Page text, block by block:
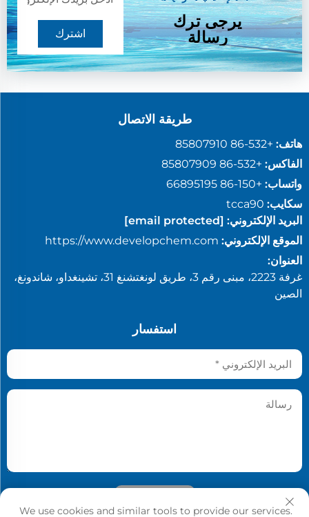
يرجى ترك
رسالة
اشترك
طريقة الاتصال
هاتف: +86-532 85807910
الفاكس: +86-532 85807909
واتساب: +86-150 66895195
سكايب: tcca90
البريد الإلكتروني: [email protected]
الموقع الإلكتروني: https://www.developchem.com
العنوان:
غرفة 2223، مبنى رقم 3، طريق لونغتشنغ 31، تشينغداو، شاندونغ،
الصين
استفسار
We use cookies and similar tools to provide our services.